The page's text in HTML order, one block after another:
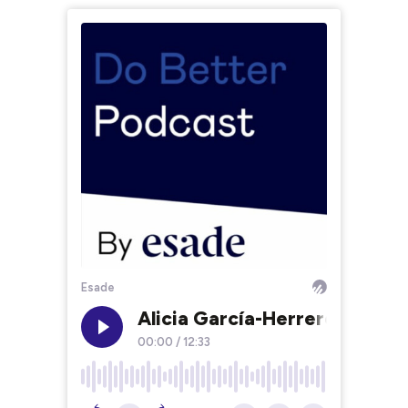
Esade
Alicia García-Herrero: “Las
00:00 / 12:33